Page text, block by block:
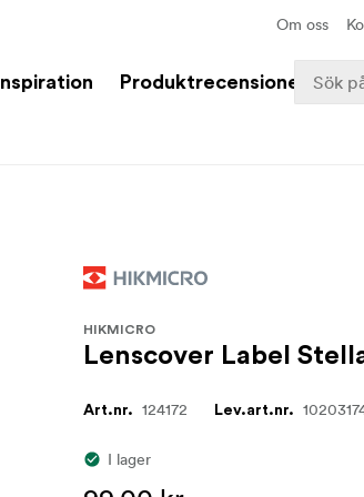
Om oss
Inspiration Produktrecensioner
HIKMICRO
Lenscover Label
Art.nr. 124172 Lev.art.nr.
I lager